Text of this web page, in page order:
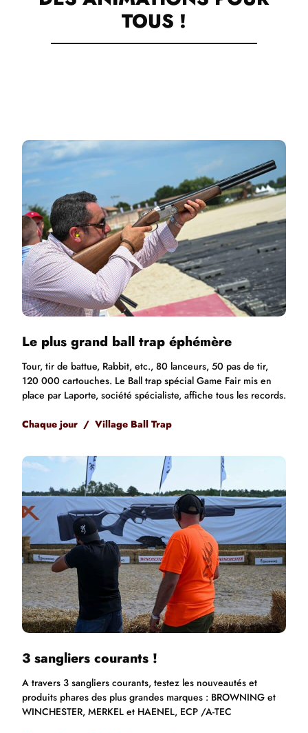
TOUS !
Le plus grand ball trap éphémère
Tour, tir de battue, Rabbit, etc., 80 lanceurs, 50 pas de tir,
120 000 cartouches. Le Ball trap spécial Game Fair mis en
place par Laporte, société spécialiste, affiche tous les records.
Chaque jour / Village Ball Trap
3 sangliers courants !
A travers 3 sangliers courants, testez les nouveautés et
produits phares des plus grandes marques : BROWNING et
WINCHESTER, MERKEL et HAENEL, ECP /A-TEC